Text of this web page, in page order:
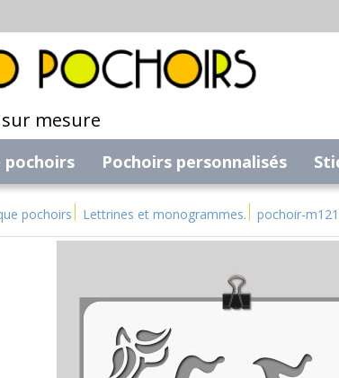
mesure
pochoirs Pochoirs personnalisés
pochoirs Lettrines et monogrammes. pochoir-m121